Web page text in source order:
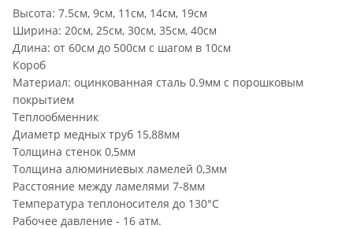
Высота: 7.5см, 9см, 11см, 14см, 19см
Ширина: 20см, 25см, 30см, 35см, 40см
Длина: от 60см до 500см с шагом в 10см
Короб
Материал: оцинкованная сталь 0.9мм с порошковым
покрытием
Теплообменник
Диаметр медных труб 15,88мм
Толщина стенок 0,5мм
Толщина алюминиевых ламелей 0,3мм
Расстояние между ламелями 7-8мм
Температура теплоносителя до 130°C
Рабочее давление - 16 атм.